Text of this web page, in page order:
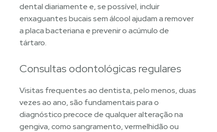
dental diariamente e, se possível, incluir
enxaguantes bucais sem álcool ajudam a remover
a placa bacteriana e prevenir o acúmulo de
tártaro.
Consultas odontológicas regulares
Visitas frequentes ao dentista, pelo menos, duas
vezes ao ano, são fundamentais para o
diagnóstico precoce de qualquer alteração na
gengiva, como sangramento, vermelhidão ou